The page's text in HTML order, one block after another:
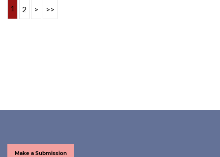
1 2 > >>
Make a Submission